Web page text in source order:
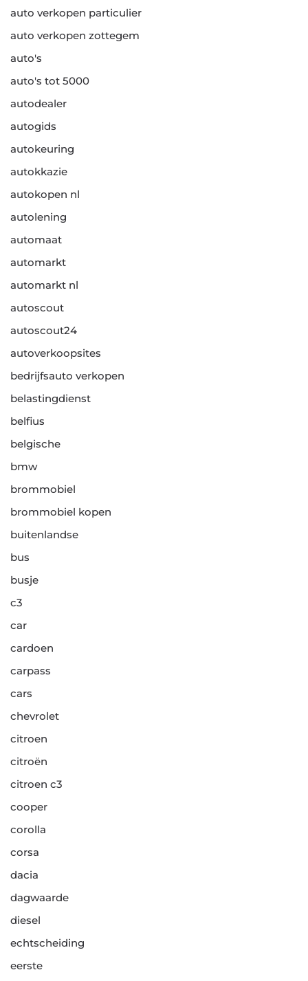
auto verkopen particulier
auto verkopen zottegem
auto's
auto's tot 5000
autodealer
autogids
autokeuring
autokkazie
autokopen nl
autolening
automaat
automarkt
automarkt nl
autoscout
autoscout24
autoverkoopsites
bedrijfsauto verkopen
belastingdienst
belfius
belgische
bmw
brommobiel
brommobiel kopen
buitenlandse
bus
busje
c3
car
cardoen
carpass
cars
chevrolet
citroen
citroën
citroen c3
cooper
corolla
corsa
dacia
dagwaarde
diesel
echtscheiding
eerste